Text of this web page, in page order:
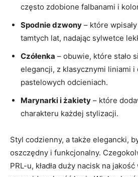
często zdobione falbanami i
Spodnie dzwony – które
tamtych lat, nadając sylwetce
Czółenka – obuwie, które stało
elegancji, z klasycznymi liniami i
pastelowych odcieniach.
Marynarki i żakiety – które
charakteru każdej stylizacji.
Styl codzienny, a także elegancki,
oszczędny i funkcjonalny.
PRL-u, kładła duży nacisk na